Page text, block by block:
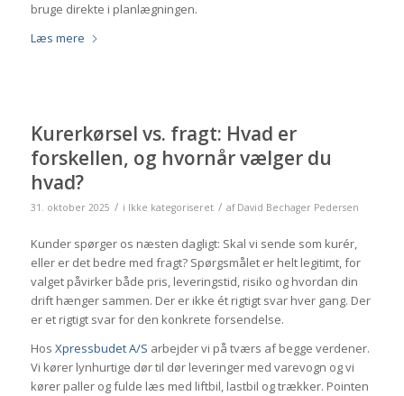
bruge direkte i planlægningen.
Læs mere
Kurerkørsel vs. fragt: Hvad er
forskellen, og hvornår vælger du
hvad?
31. oktober 2025 / i Ikke kategoriseret / af David Bechager Pedersen
Kunder spørger os næsten dagligt: Skal vi sende som kurér,
eller er det bedre med fragt? Spørgsmålet er helt legitimt, for
valget påvirker både pris, leveringstid, risiko og hvordan din
drift hænger sammen. Der er ikke ét rigtigt svar hver gang. Der
er et rigtigt svar for den konkrete forsendelse.
Hos Xpressbudet A/S arbejder vi på tværs af begge verdener.
Vi kører lynhurtige dør til dør leveringer med varevogn og vi
kører paller og fulde læs med liftbil, lastbil og trækker. Pointen